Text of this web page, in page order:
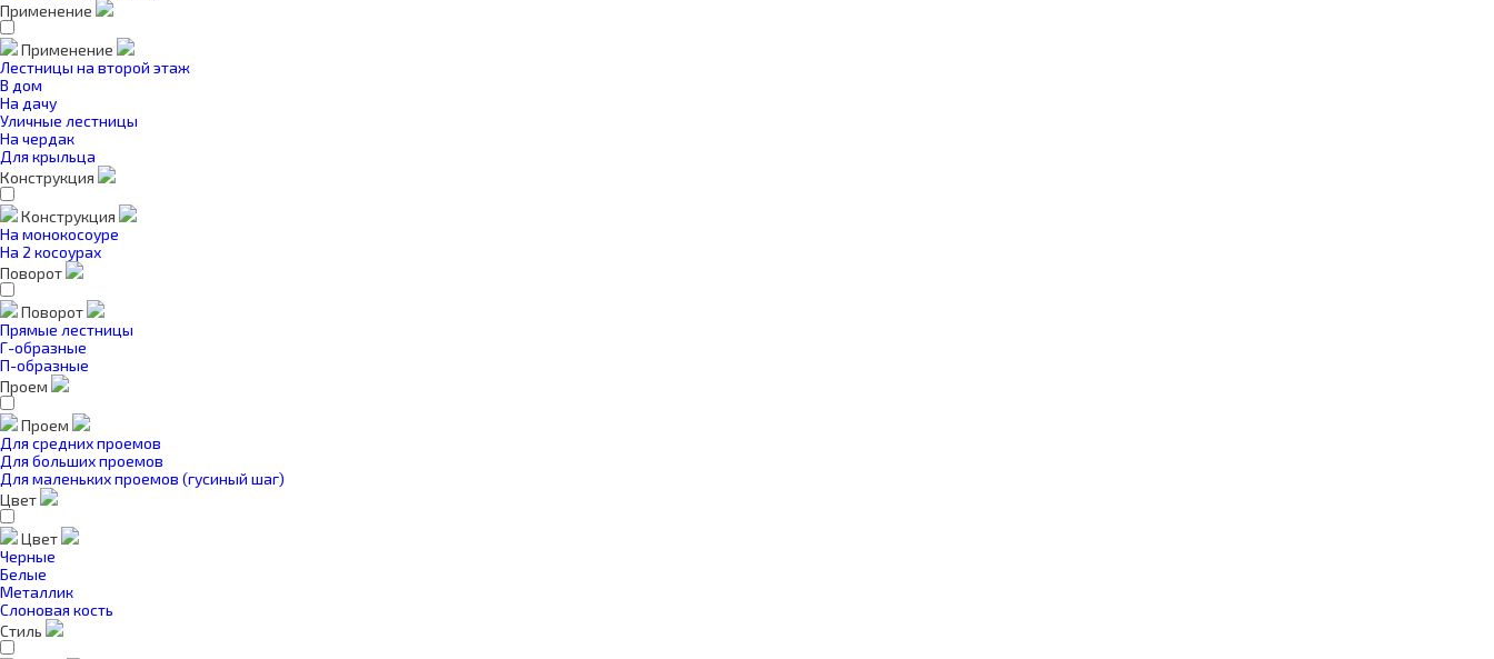
Применение
Применение
Лестницы на второй этаж
В дом
На дачу
Уличные лестницы
На чердак
Для крыльца
Конструкция
Конструкция
На монокосоуре
На 2 косоурах
Поворот
Поворот
Прямые лестницы
Г-образные
П-образные
Проем
Проем
Для средних проемов
Для больших проемов
Для маленьких проемов (гусиный шаг)
Цвет
Цвет
Черные
Белые
Металлик
Слоновая кость
Стиль